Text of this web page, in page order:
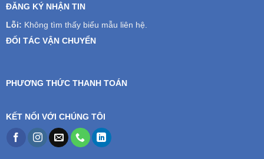
ĐĂNG KÝ NHẬN TIN
Lỗi: Không tìm thấy biểu mẫu liên hệ.
ĐỐI TÁC VẬN CHUYỂN
PHƯƠNG THỨC THANH TOÁN
KẾT NỐI VỚI CHÚNG TÔI